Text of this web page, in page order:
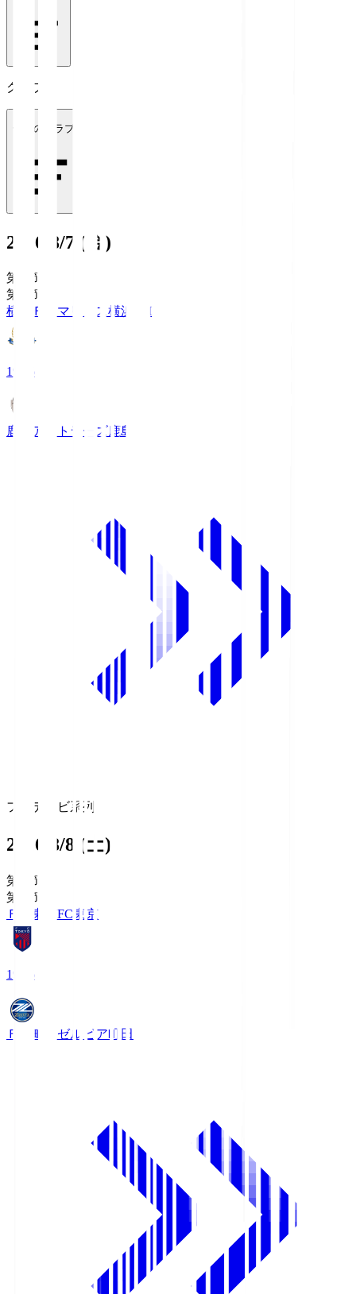
クラブ
全てのクラブ
2026/8/7 (金)
第1節
第1節
横浜Ｆ・マリノス横浜FM
19:26
鹿島アントラーズ鹿島
フジテレビ系列
2026/8/8 (土)
第1節
第1節
ＦＣ東京 FC東京
19:06
ＦＣ町田ゼルビア町田